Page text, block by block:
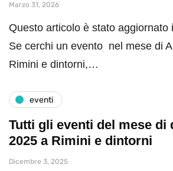
Marzo 31, 2026
Questo articolo è stato aggiornato
Se cerchi un evento nel mese di
Rimini e dintorni,…
eventi
Tutti gli eventi del mese di
2025 a Rimini e dintorni
Dicembre 3, 2025